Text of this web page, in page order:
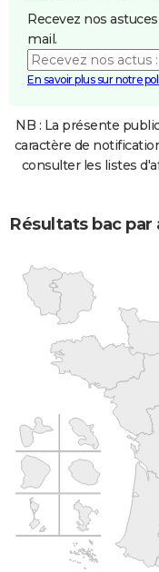
Recevez nos
mail.
En savoir plus sur notre
NB : La présente
caractère de
consulter les listes
Résultats bac par